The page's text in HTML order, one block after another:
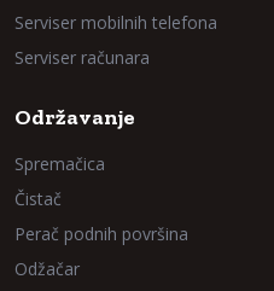
Serviser mobilnih telefona
Serviser računara
Održavanje
Spremačica
Čistač
Perač podnih površina
Odžačar